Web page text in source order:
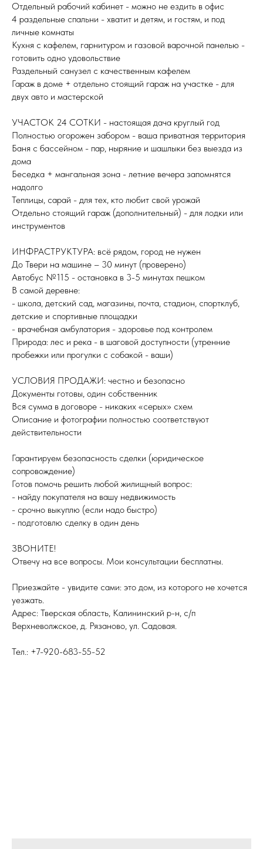
Отдельный рабочий кабинет - можно не ездить в офис
4 раздельные спальни - хватит и детям, и гостям, и под
личные комнаты
Кухня с кафелем, гарнитуром и газовой варочной панелью -
готовить одно удовольствие
Раздельный санузел с качественным кафелем
Гараж в доме + отдельно стоящий гараж на участке - для
двух авто и мастерской
УЧАСТОК 24 СОТКИ - настоящая дача круглый год
Полностью огорожен забором - ваша приватная территория
Баня с бассейном - пар, ныряние и шашлыки без выезда из
дома
Беседка + мангальная зона - летние вечера запомнятся
надолго
Теплицы, сарай - для тех, кто любит свой урожай
Отдельно стоящий гараж (дополнительный) - для лодки или
инструментов
ИНФРАСТРУКТУРА: всё рядом, город не нужен
До Твери на машине – 30 минут (проверено)
Автобус №115 - остановка в 3-5 минутах пешком
В самой деревне:
- школа, детский сад, магазины, почта, стадион, спортклуб,
детские и спортивные площадки
- врачебная амбулатория - здоровье под контролем
Природа: лес и река - в шаговой доступности (утренние
пробежки или прогулки с собакой - ваши)
УСЛОВИЯ ПРОДАЖИ: честно и безопасно
Документы готовы, один собственник
Вся сумма в договоре - никаких «серых» схем
Описание и фотографии полностью соответствуют
действительности
Гарантируем безопасность сделки (юридическое
сопровождение)
Готов помочь решить любой жилищный вопрос:
- найду покупателя на вашу недвижимость
- срочно выкуплю (если надо быстро)
- подготовлю сделку в один день
ЗВОНИТЕ!
Отвечу на все вопросы. Мои консультации бесплатны.
Приезжайте - увидите сами: это дом, из которого не хочется
уезжать.
Адрес: Тверская область, Калининский р-н, с/п
Верхневолжское, д. Рязаново, ул. Садовая.
Тел.: +7-920-683-55-52